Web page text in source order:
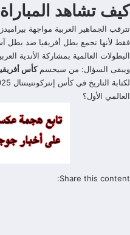
كيف تشاهد المباراة
تترقب الجماهير العربية مواجهة
فقط لأنها تجمع بطل أفريقيا ضد بطل
البطولات العالمية بمشاركة الأندية
ويبقى السؤال: من سيحسمكأس
العالمي الأول؟
Share this content: